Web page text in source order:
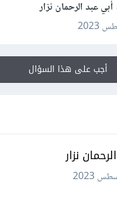
عبد الرحمان نزار
أجب على هذا السؤال
نزار